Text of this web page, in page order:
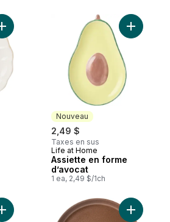
Ajouter Assiette à salade Citrouille –
Nouveau
2,49 $
Taxes en sus
Nouveau
Life at Home
Assiette en forme
d’avocat
1 ea, 2,49 $/1ch
Ajouter
Ajouter Assiette en forme d’œuf au panier
Ajouter